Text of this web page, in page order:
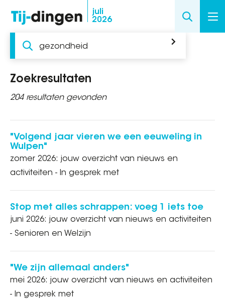
naar
gaan
juli
2026
Zoeken
Zoekresultaten
204 resultaten gevonden
"Volgend jaar vieren we een eeuweling in
Wulpen"
zomer 2026: jouw overzicht van nieuws en
activiteiten - In gesprek met
Stop met alles schrappen: voeg 1 iets toe
juni 2026: jouw overzicht van nieuws en activiteiten
- Senioren en Welzijn
"We zijn allemaal anders"
mei 2026: jouw overzicht van nieuws en activiteiten
- In gesprek met